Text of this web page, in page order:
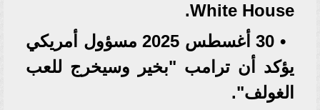
White House.
• 30 أغسطس 2025 مسؤول أمريكي
يؤكد أن ترامب "بخير وسيخرج للعب
الغولف".